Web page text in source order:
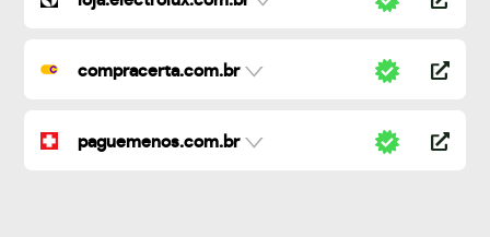
compracerta.com.br
paguemenos.com.br